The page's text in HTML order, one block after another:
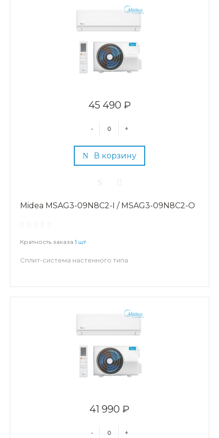
45 490 ₽
- +
В корзину
Midea MSAG3-09N8C2-I / MSAG3-09N8C2-O
Кратность заказа 1 шт
Сплит-система настенного типа
41 990 ₽
- +